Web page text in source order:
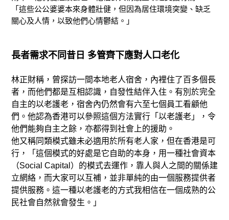
「這些公公婆婆本來身體壯健，但因為居住環境突變、缺乏
關心及人情，以致他們心情鬱結。」
長者需求不同昔日 多管齊下應對人口老化
林正財稱，曾探訪一間本地老人宿舍，內裡住了百多個長
者，而他們都是互相認識，自發性結伴入住。有別於完全
自主的以老護老，宿舍內仍然會有六至七個員工看顧他
們。他認為香港可以參照這個方法實行「以老護老」，令
他們能夠自主之餘，亦都得到社會上的援助。
他又稱同類模式雖未必適用於所有老人家，但在香港是可
行，「這個模式的好處是它自助的本身，用一種社會資本
（Social Capital）的模式去運作，靠人與人之間的關係建
立網絡，而大家可以互補，並非單純的由一個服務提供者
提供服務。這一種以老護老的方式我相信在一個成熟的公
民社會自然就會發生。」